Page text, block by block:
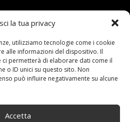
la tua privacy
utilizziamo tecnologie come i cookie
alle informazioni del dispositivo. Il
ci permetterà di elaborare dati come il
o ID unici su questo sito. Non
può influire negativamente su alcune
Accetta
】After painted with this
car from salt fog corrosion,
scratches, crushed stones and
FREE】This coating agent
surface, and longer-lasting
on the market! The formula is
SURFACE without worrying